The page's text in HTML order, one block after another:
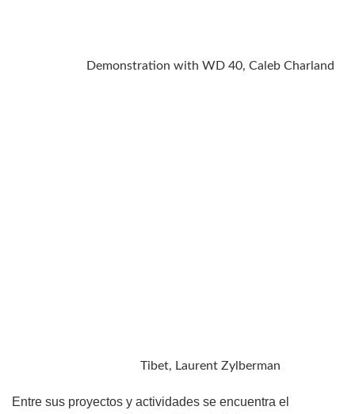
Demonstration with WD 40, Caleb Charland
Tibet, Laurent Zylberman
Entre sus proyectos y actividades se encuentra el